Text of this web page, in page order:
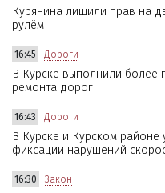
Курянина лишили прав на
рулём
16:45 Дороги
В Курске выполнили более
ремонта дорог
16:43 Дороги
В Курске и Курском
фиксации нарушений
16:30 Закон